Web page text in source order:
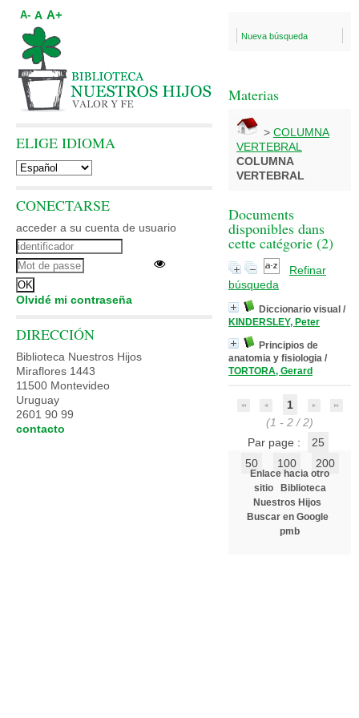
Nueva búsqueda
Materias
> COLUMNA
VERTEBRAL
COLUMNA
VERTEBRAL
Documents
disponibles dans
cette catégorie (2)
Refinar
búsqueda
Diccionario visual /
KINDERSLEY, Peter
Principios de
anatomia y fisiologia /
TORTORA, Gerard
1
(1 - 2 / 2)
Par page :
25
50
100 200
Enlace hacia otro
sitio
Biblioteca
Nuestros Hijos
Buscar en Google
pmb
A- A A+
ELIGE IDIOMA
CONECTARSE
acceder a su cuenta de usuario
Olvidé mi contraseña
DIRECCIÓN
Biblioteca Nuestros Hijos
Miraflores 1443
11500 Montevideo
Uruguay
2601 90 99
contacto